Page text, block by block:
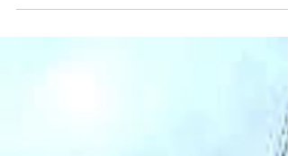
ドリファームで行いました！ 五組のご家族様に来